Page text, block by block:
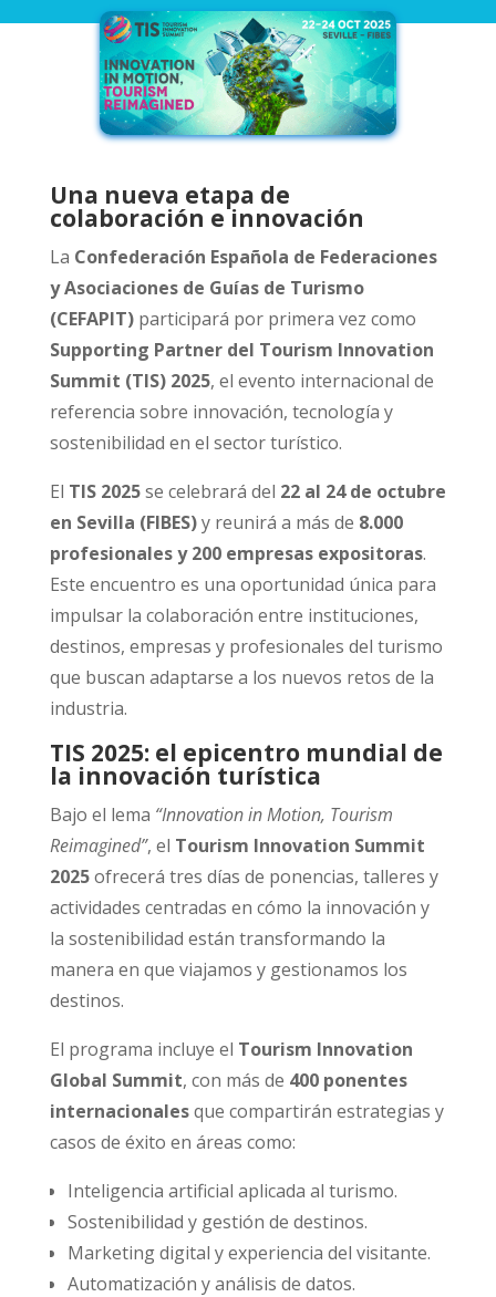
Una nueva etapa de
colaboración e innovación
La Confederación Española de Federaciones
y Asociaciones de Guías de Turismo
(CEFAPIT)participará por primera vez como
Supporting Partner del Tourism Innovation
Summit (TIS) 2025, el evento internacional de
referencia sobre innovación, tecnología y
sostenibilidad en el sector turístico.
El TIS 2025se celebrará del 22 al 24 de octubre
en Sevilla (FIBES)y reunirá a más de 8.000
profesionales y 200 empresas expositoras.
Este encuentro es una oportunidad única para
impulsar la colaboración entre instituciones,
destinos, empresas y profesionales del turismo
que buscan adaptarse a los nuevos retos de la
industria.
TIS 2025: el epicentro mundial de
la innovación turística
Bajo el lema “Innovation in Motion, Tourism
Reimagined”, el Tourism Innovation Summit
2025ofrecerá tres días de ponencias, talleres y
actividades centradas en cómo la innovación y
la sostenibilidad están transformando la
manera en que viajamos y gestionamos los
destinos.
El programa incluye el Tourism Innovation
Global Summit, con más de 400 ponentes
internacionalesque compartirán estrategias y
casos de éxito en áreas como:
Inteligencia artificial aplicada al turismo.
Sostenibilidad y gestión de destinos.
Marketing digital y experiencia del visitante.
Automatización y análisis de datos.